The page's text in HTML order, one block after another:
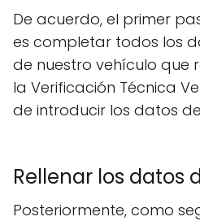
De acuerdo, el primer
es completar todos los
de nuestro vehículo que
la Verificación Técnica
de introducir los datos
Rellenar los datos
Posteriormente, como